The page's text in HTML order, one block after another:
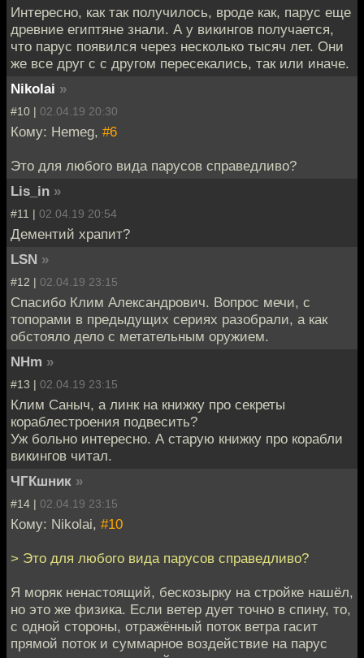
Интересно, как так получилось, вроде как, парус еще
древние египтяне знали. А у викингов получается,
что парус появился через несколько тысяч лет. Они
же все друг с с другом пересекались, так или иначе.
Nikolai »
#10 | 02.04.19 20:30
Кому: Hemeg, #6
Это для любого вида парусов справедливо?
Lis_in »
#11 | 02.04.19 20:54
Дементий храпит?
LSN »
#12 | 02.04.19 23:15
Спасибо Клим Александрович. Вопрос мечи, с
топорами в предыдущих сериях разобрали, а как
обстояло дело с метательным оружием.
NHm »
#13 | 02.04.19 23:15
Клим Саныч, а линк на книжку про секреты
кораблестроения подвесить?
Уж больно интересно. А старую книжку про корабли
викингов читал.
ЧГКшник »
#14 | 02.04.19 23:15
Кому: Nikolai, #10
> Это для любого вида парусов справедливо?
Я моряк ненастоящий, бескозырку на стройке нашёл,
но это же физика. Если ветер дует точно в спину, то,
с одной стороны, отражённый поток ветра гасит
прямой поток и суммарное воздействие на парус